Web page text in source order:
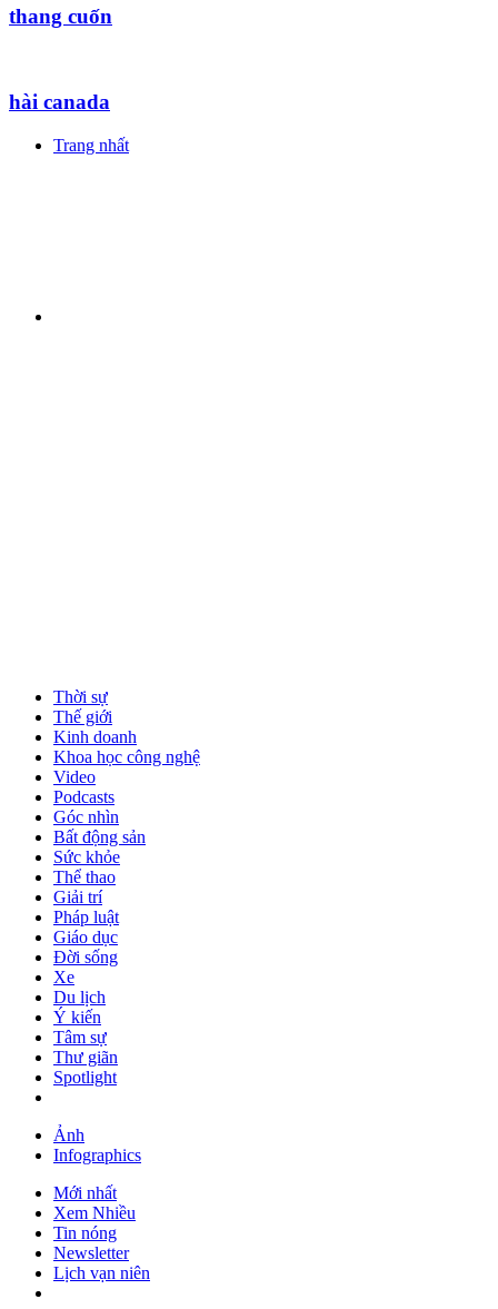
thang cuốn
hài canada
Trang nhất
Thời sự
Thế giới
Kinh doanh
Khoa học công nghệ
Video
Podcasts
Góc nhìn
Bất động sản
Sức khỏe
Thể thao
Giải trí
Pháp luật
Giáo dục
Đời sống
Xe
Du lịch
Ý kiến
Tâm sự
Thư giãn
Spotlight
Ảnh
Infographics
Mới nhất
Xem Nhiều
Tin nóng
Newsletter
Lịch vạn niên